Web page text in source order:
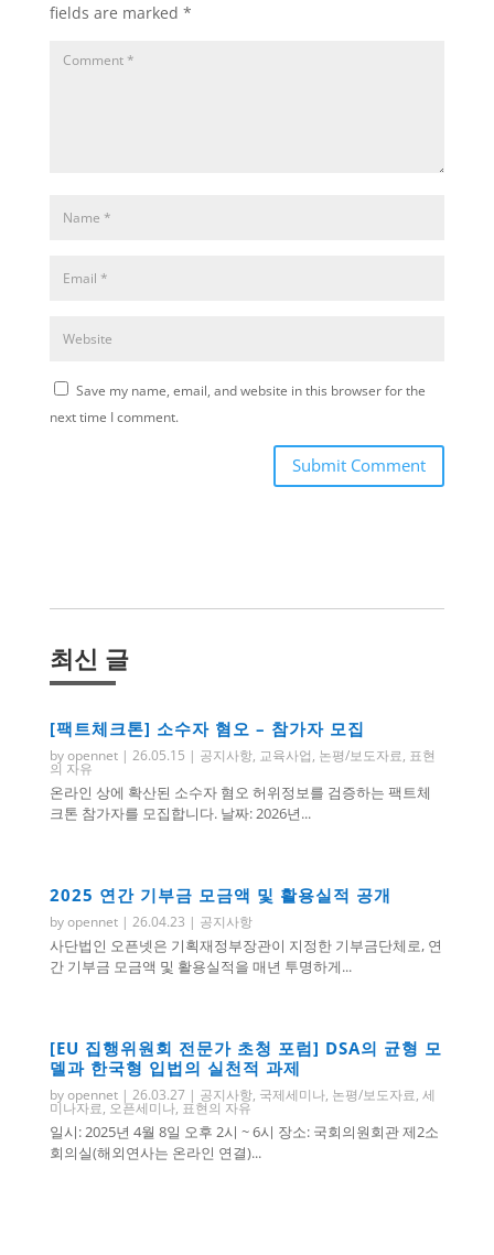
fields are marked *
Save my name, email, and website in this browser for the
next time I comment.
Submit Comment
최신 글
[팩트체크톤] 소수자 혐오 – 참가자 모집
byopennet| 26.05.15 | 공지사항, 교육사업, 논평/보도자료, 표현
의 자유
온라인 상에 확산된 소수자 혐오 허위정보를 검증하는 팩트체
크톤 참가자를 모집합니다. 날짜: 2026년...
2025 연간 기부금 모금액 및 활용실적 공개
byopennet| 26.04.23 | 공지사항
사단법인 오픈넷은 기획재정부장관이 지정한 기부금단체로, 연
간 기부금 모금액 및 활용실적을 매년 투명하게...
[EU 집행위원회 전문가 초청 포럼] DSA의 균형 모
델과 한국형 입법의 실천적 과제
byopennet| 26.03.27| 공지사항, 국제세미나, 논평/보도자료, 세
미나자료, 오픈세미나, 표현의 자유
일시: 2025년 4월 8일 오후 2시 ~ 6시 장소: 국회의원회관 제2소
회의실(해외연사는 온라인 연결)...